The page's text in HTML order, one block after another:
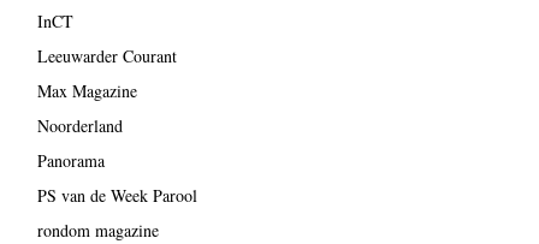
InCT
Leeuwarder Courant
Max Magazine
Noorderland
Panorama
PS van de Week Parool
rondom magazine